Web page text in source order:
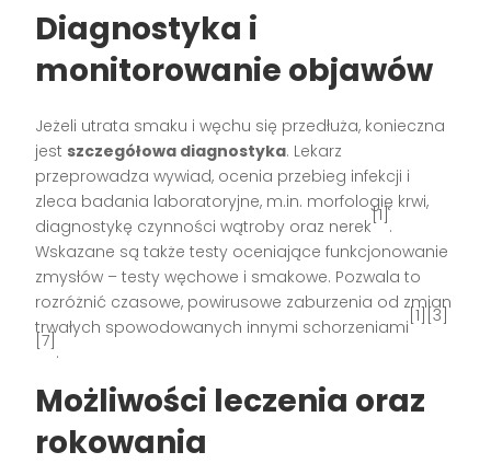
Diagnostyka i
monitorowanie objawów
Jeżeli utrata smaku i węchu się przedłuża, konieczna
jest szczegółowa diagnostyka. Lekarz
przeprowadza wywiad, ocenia przebieg infekcji i
zleca badania laboratoryjne, m.in. morfologię krwi,
diagnostykę czynności wątroby oraz nerek
[1]
.
Wskazane są także testy oceniające funkcjonowanie
zmysłów – testy węchowe i smakowe. Pozwala to
rozróżnić czasowe, powirusowe zaburzenia od zmian
trwałych spowodowanych innymi schorzeniami
[1][3]
[7]
.
Możliwości leczenia oraz
rokowania